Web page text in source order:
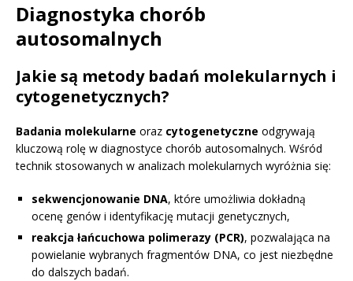
Diagnostyka chorób
autosomalnych
Jakie są metody badań molekularnych i
cytogenetycznych?
Badania molekularne oraz cytogenetyczne odgrywają
kluczową rolę w diagnostyce chorób autosomalnych. Wśród
technik stosowanych w analizach molekularnych wyróżnia się:
sekwencjonowanie DNA, które umożliwia dokładną
ocenę genów i identyfikację mutacji genetycznych,
reakcja łańcuchowa polimerazy (PCR), pozwalająca na
powielanie wybranych fragmentów DNA, co jest niezbędne
do dalszych badań.